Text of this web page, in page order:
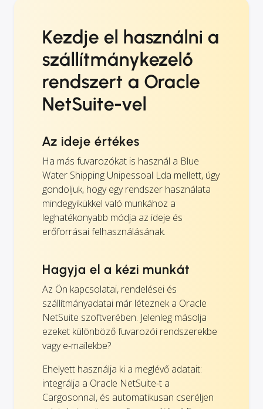
Kezdje el használni a
szállítmánykezelő
rendszert a Oracle
NetSuite-vel
Az ideje értékes
Ha más fuvarozókat is használ a Blue
Water Shipping Unipessoal Lda mellett, úgy
gondoljuk, hogy egy rendszer használata
mindegyikükkel való munkához a
leghatékonyabb módja az ideje és
erőforrásai felhasználásának.
Hagyja el a kézi munkát
Az Ön kapcsolatai, rendelései és
szállítmányadatai már léteznek a Oracle
NetSuite szoftverében. Jelenleg másolja
ezeket különböző fuvarozói rendszerekbe
vagy e-mailekbe?
Ehelyett használja ki a meglévő adatait:
integrálja a Oracle NetSuite-t a
Cargosonnal, és automatikusan cseréljen